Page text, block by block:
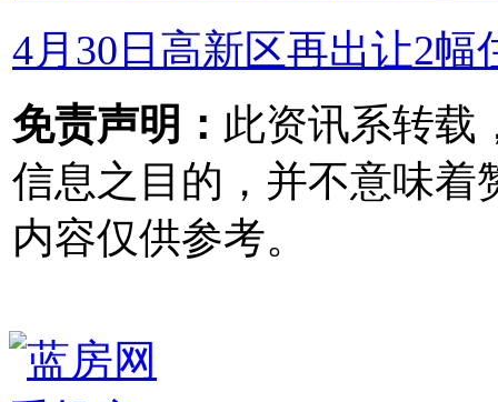
4月30日高新区再出让2幅
免责声明： 此资讯系转载
信息之目的，并不意味着
内容仅供参考。